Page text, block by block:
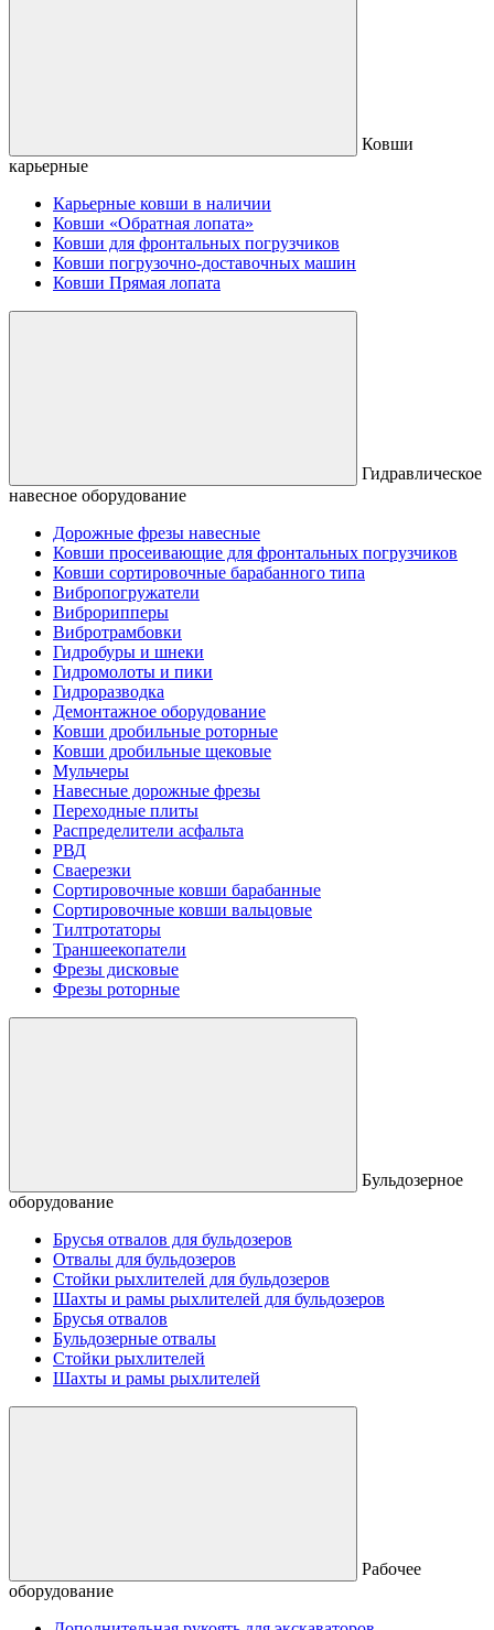
Ковши
карьерные
Карьерные ковши в наличии
Ковши «Обратная лопата»
Ковши для фронтальных погрузчиков
Ковши погрузочно-доставочных машин
Ковши Прямая лопата
Гидравлическое
навесное оборудование
Дорожные фрезы навесные
Ковши просеивающие для фронтальных погрузчиков
Ковши сортировочные барабанного типа
Вибропогружатели
Виброрипперы
Вибротрамбовки
Гидробуры и шнеки
Гидромолоты и пики
Гидроразводка
Демонтажное оборудование
Ковши дробильные роторные
Ковши дробильные щековые
Мульчеры
Навесные дорожные фрезы
Переходные плиты
Распределители асфальта
РВД
Сваерезки
Сортировочные ковши барабанные
Сортировочные ковши вальцовые
Тилтротаторы
Траншеекопатели
Фрезы дисковые
Фрезы роторные
Бульдозерное
оборудование
Брусья отвалов для бульдозеров
Отвалы для бульдозеров
Стойки рыхлителей для бульдозеров
Шахты и рамы рыхлителей для бульдозеров
Брусья отвалов
Бульдозерные отвалы
Стойки рыхлителей
Шахты и рамы рыхлителей
Рабочее
оборудование